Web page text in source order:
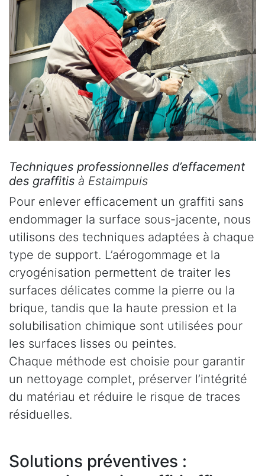
Techniques professionnelles d’effacement
des graffitis à Estaimpuis
Pour enlever efficacement un graffiti sans
endommager la surface sous-jacente, nous
utilisons des techniques adaptées à chaque
type de support. L’aérogommage et la
cryogénisation permettent de traiter les
surfaces délicates comme la pierre ou la
brique, tandis que la haute pression et la
solubilisation chimique sont utilisées pour
les surfaces lisses ou peintes.
Chaque méthode est choisie pour garantir
un nettoyage complet, préserver l’intégrité
du matériau et réduire le risque de traces
résiduelles.
Solutions préventives :